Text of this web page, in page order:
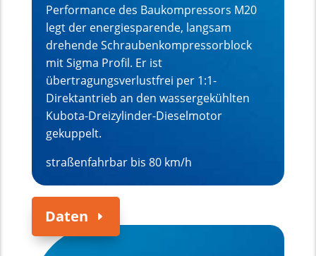
Performance des Baukompressors M20
legt der energiesparende, langsam
drehende Schraubenkompressorblock
mit Sigma Profil. Er ist
übertragungsverlustfrei per 1:1-
Direktantrieb an den wassergekühlten
Kubota-Dreizylinder-Dieselmotor
gekuppelt.
straßenfahrbar bis 80 km/h
Daten